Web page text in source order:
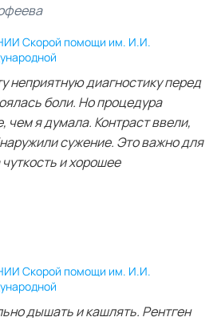
Скорой помощи им. И.И.
неприятную диагностику перед
боли. Но процедура
чем я думала. Контраст ввели,
сужение. Это важно для
и хорошее
Скорой помощи им. И.И.
дышать и кашлять. Рентген